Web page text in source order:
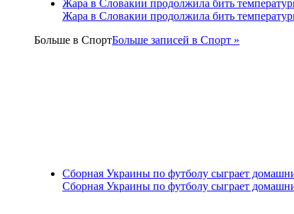
Жара в Словакии продолжила бить
Жара в Словакии продолжила бить
Больше в СпортБольше записей в Спорт »
Сборная Украины по футболу сыграет
Сборная Украины по футболу сыграет